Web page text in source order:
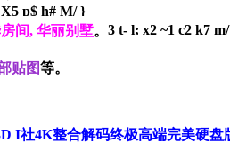
p$ h# M/ }
间, 华丽别墅。 3 t- l; x2 ~1 c2 k7
贴图等。
I社4K整合解码终极高端完美硬盘